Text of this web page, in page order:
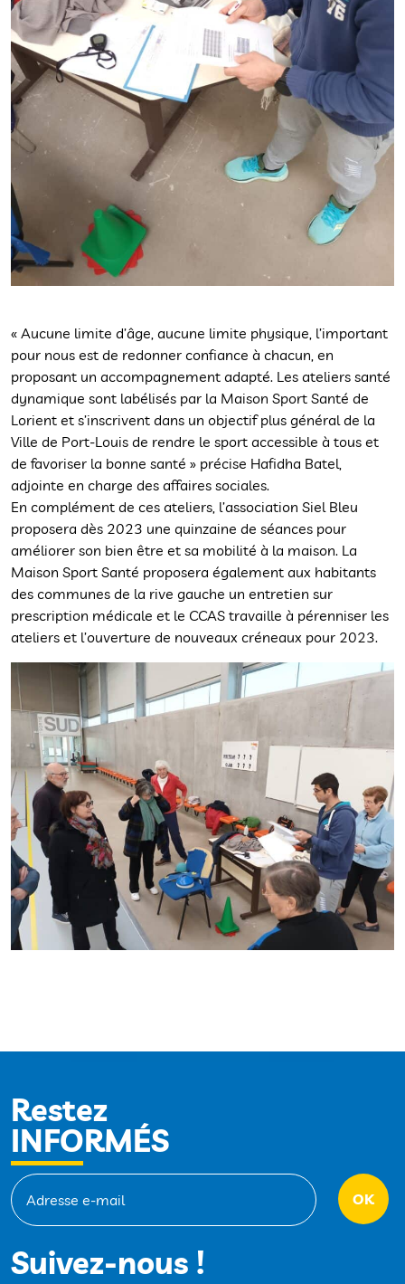
« Aucune limite d’âge, aucune limite physique, l’important
pour nous est de redonner confiance à chacun, en
proposant un accompagnement adapté. Les ateliers santé
dynamique sont labélisés par la Maison Sport Santé de
Lorient et s’inscrivent dans un objectif plus général de la
Ville de Port-Louis de rendre le sport accessible à tous et
de favoriser la bonne santé » précise Hafidha Batel,
adjointe en charge des affaires sociales.
En complément de ces ateliers, l’association Siel Bleu
proposera dès 2023 une quinzaine de séances pour
améliorer son bien être et sa mobilité à la maison. La
Maison Sport Santé proposera également aux habitants
des communes de la rive gauche un entretien sur
prescription médicale et le CCAS travaille à pérenniser les
ateliers et l’ouverture de nouveaux créneaux pour 2023.
Restez
INFORMÉS
Suivez-nous !